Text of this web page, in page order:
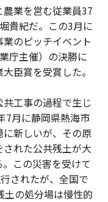
業を営む従業員37
貴紀だ。この3月に
のピッチイベント
庁主催）の決勝に
臣賞を受賞した。
工事の過程で生じ
7月に静岡県熱海市
新しいが、その原
れた公共残土が大
この災害を受けて
されたが、全国で
の処分場は慢性的